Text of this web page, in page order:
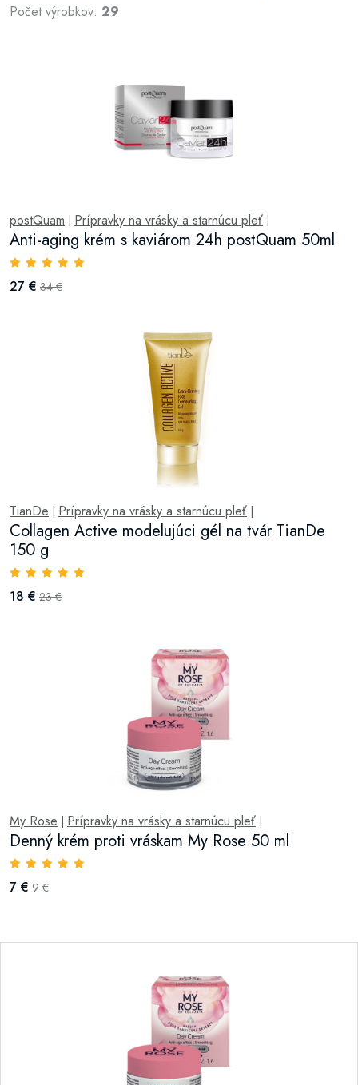
Počet výrobkov: 29
postQuam Prípravky na vrásky a starnúcu pleť
Anti-aging krém s kaviárom 24h postQuam 50ml
27 € 34 €
TianDe Prípravky na vrásky a starnúcu pleť
Collagen Active modelujúci gél na tvár TianDe
150 g
18 € 23 €
My Rose Prípravky na vrásky a starnúcu pleť
Denný krém proti vráskam My Rose 50 ml
7 € 9 €